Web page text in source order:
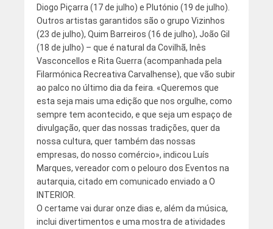
Diogo Piçarra (17 de julho) e Plutónio (19 de julho).
Outros artistas garantidos são o grupo Vizinhos
(23 de julho), Quim Barreiros (16 de julho), João Gil
(18 de julho) – que é natural da Covilhã, Inês
Vasconcellos e Rita Guerra (acompanhada pela
Filarmónica Recreativa Carvalhense), que vão subir
ao palco no último dia da feira. «Queremos que
esta seja mais uma edição que nos orgulhe, como
sempre tem acontecido, e que seja um espaço de
divulgação, quer das nossas tradições, quer da
nossa cultura, quer também das nossas
empresas, do nosso comércio», indicou Luís
Marques, vereador com o pelouro dos Eventos na
autarquia, citado em comunicado enviado a O
INTERIOR.
O certame vai durar onze dias e, além da música,
inclui divertimentos e uma mostra de atividades